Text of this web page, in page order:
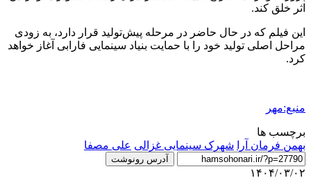
اثر خلق کند.
این فیلم که در حال حاضر در مرحله پیش‌تولید قرار دارد، به زودی
مراحل اصلی تولید خود را با حمایت بنیاد سینمایی فارابی آغاز خواهد
کرد.
منبع:مهر
برچسب ها
بهمن فرمان آرا
شهرک سینمایی غزالی علی مصفا
آدرس رونوشت
۱۴۰۴/۰۳/۰۲